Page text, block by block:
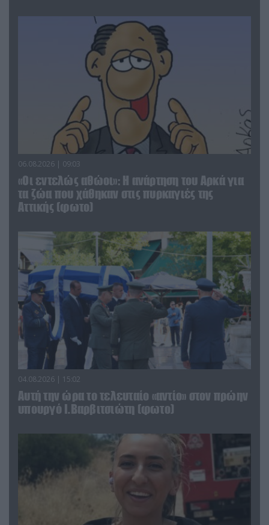
06.08.2026 | 09:03
«Οι εντελώς αθώοι»: Η ανάρτηση του Αρκά για
τα ζώα που χάθηκαν στις πυρκαγιές της
Αττικής (φωτο)
04.08.2026 | 15:02
Αυτή την ώρα το τελευταίο «αντίο» στον πρώην
υπουργό Ι.Βαρβιτσιώτη (φωτο)